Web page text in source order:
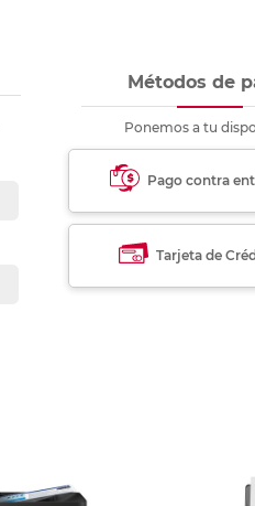
Métodos de
Ponemos a tu
Pago contra
Tarjeta de